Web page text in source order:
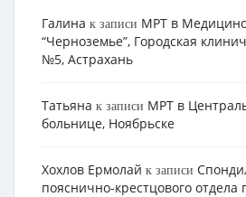
Галина к записи МРТ в
“Черноземье”, Городская
№5, Астрахань
Татьяна к записи МРТ в
больнице, Ноябрьске
Хохлов Ермолай к записи
пояснично-крестцового отдела